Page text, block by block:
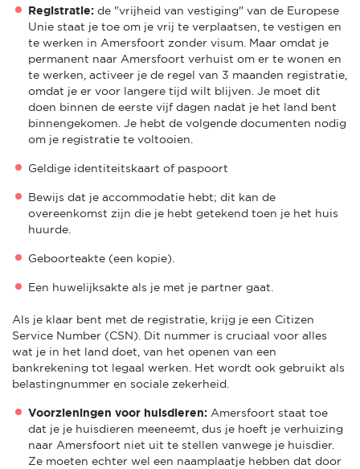
Registratie: de "vrijheid van vestiging" van de Europese
Unie staat je toe om je vrij te verplaatsen, te vestigen en
te werken in Amersfoort zonder visum. Maar omdat je
permanent naar Amersfoort verhuist om er te wonen en
te werken, activeer je de regel van 3 maanden registratie,
omdat je er voor langere tijd wilt blijven. Je moet dit
doen binnen de eerste vijf dagen nadat je het land bent
binnengekomen. Je hebt de volgende documenten nodig
om je registratie te voltooien.
Geldige identiteitskaart of paspoort
Bewijs dat je accommodatie hebt; dit kan de
overeenkomst zijn die je hebt getekend toen je het huis
huurde.
Geboorteakte (een kopie).
Een huwelijksakte als je met je partner gaat.
Als je klaar bent met de registratie, krijg je een Citizen
Service Number (CSN). Dit nummer is cruciaal voor alles
wat je in het land doet, van het openen van een
bankrekening tot legaal werken. Het wordt ook gebruikt als
belastingnummer en sociale zekerheid.
Voorzieningen voor huisdieren: Amersfoort staat toe
dat je je huisdieren meeneemt, dus je hoeft je verhuizing
naar Amersfoort niet uit te stellen vanwege je huisdier.
Ze moeten echter wel een naamplaatje hebben dat door